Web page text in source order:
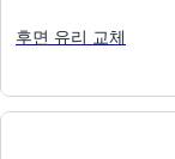
후면 유리 교체